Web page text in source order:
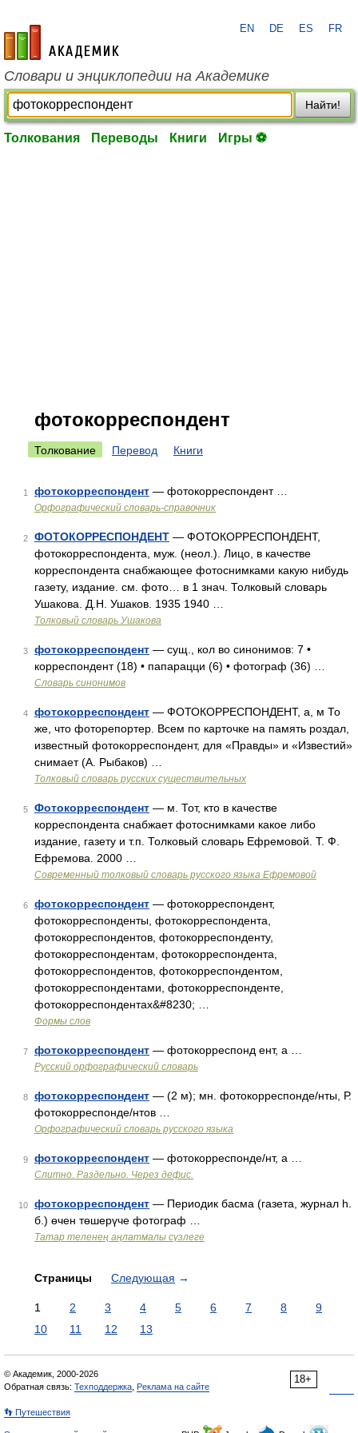
academic.ru
EN DE ES FR
Словари и энциклопедии на Академике
Найти!
Толкования Переводы Книги Игры ⚽
фотокорреспондент
Толкование Перевод Книги
1 фотокорреспондент — фотокорреспондент …
Орфографический словарь-справочник
2 ФОТОКОРРЕСПОНДЕНТ — ФОТОКОРРЕСПОНДЕНТ,
фотокорреспондента, муж. (неол.). Лицо, в качестве
корреспондента снабжающее фотоснимками какую нибудь
газету, издание. см. фото… в 1 знач. Толковый словарь
Ушакова. Д.Н. Ушаков. 1935 1940 …
Толковый словарь Ушакова
3 фотокорреспондент — сущ., кол во синонимов: 7 •
корреспондент (18) • папарацци (6) • фотограф (36) …
Словарь синонимов
4 фотокорреспондент — ФОТОКОРРЕСПОНДЕНТ, а, м То
же, что фоторепортер. Всем по карточке на память роздал,
известный фотокорреспондент, для «Правды» и «Известий»
снимает (А. Рыбаков) …
Толковый словарь русских существительных
5 Фотокорреспондент — м. Тот, кто в качестве
корреспондента снабжает фотоснимками какое либо
издание, газету и т.п. Толковый словарь Ефремовой. Т. Ф.
Ефремова. 2000 …
Современный толковый словарь русского языка Ефремовой
6 фотокорреспондент — фотокорреспондент,
фотокорреспонденты, фотокорреспондента,
фотокорреспондентов, фотокорреспонденту,
фотокорреспондентам, фотокорреспондента,
фотокорреспондентов, фотокорреспондентом,
фотокорреспондентами, фотокорреспонденте,
фотокорреспондентах&#8230; …
Формы слов
7 фотокорреспондент — фотокорреспонд ент, а …
Русский орфографический словарь
8 фотокорреспондент — (2 м); мн. фотокорреспонде/нты, Р.
фотокорреспонде/нтов …
Орфографический словарь русского языка
9 фотокорреспондент — фотокорреспонде/нт, а …
Слитно. Раздельно. Через дефис.
10 фотокорреспондент — Периодик басма (газета, журнал һ.
б.) өчен төшерүче фотограф …
Татар теленең аңлатмалы сүзлеге
Страницы Следующая →
1 2 3 4 5 6 7 8
9
10
11 12 13
18+
© Академик, 2000-2026
Обратная связь: Техподдержка Реклама на сайте
👣 Путешествия